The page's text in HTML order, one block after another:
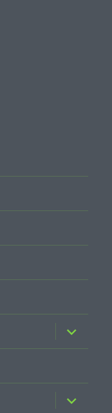
ouvrir
le
sous-
ouvrir
le